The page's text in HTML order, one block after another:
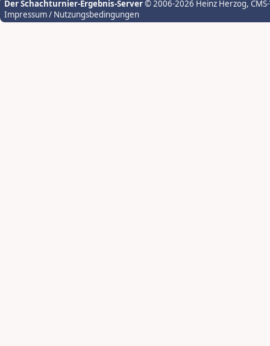
Der Schachturnier-Ergebnis-Server© 2006-2026 Heinz Herzog,
Impressum / Nutzungsbedingungen